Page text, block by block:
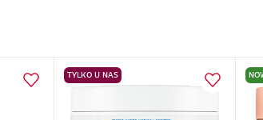
TYLKO U NAS